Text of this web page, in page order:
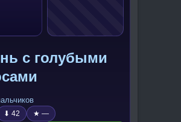
с голубыми
⬇ 42 ★ —